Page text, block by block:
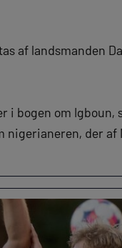
af landsmanden
i bogen om Igboun,
nigerianeren, der